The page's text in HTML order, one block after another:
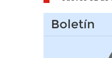
Boletín